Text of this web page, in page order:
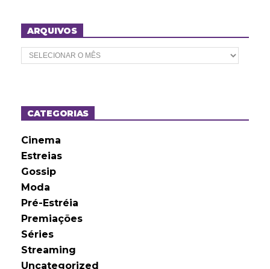
ARQUIVOS
A
r
o
sCATEGORIAS
Cinema
Estreias
Gossip
Moda
Pré-Estréia
Premiações
Séries
Streaming
Uncategorized